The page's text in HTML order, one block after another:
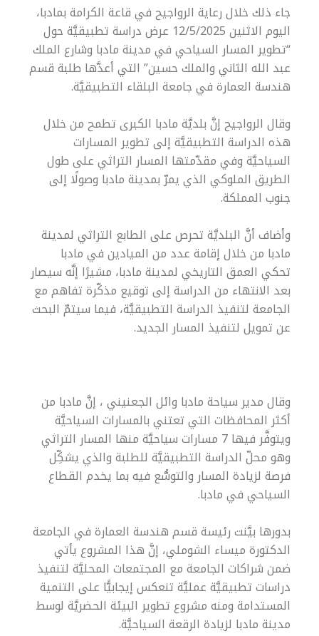
جاء ذلك خلال رعاية الرواجيح في قاعة الكرامة بمادبا،
اليوم الاثنين 12/5/2025 عرض دراسة تطبيقيَّة حول
“تطوير المسار السياحي في مدينة مادبا وشارع الملك
عبد الله الثاني والملك حسين” التي أعدَّها طلبة قسم
هندسة العمارة في جامعة البلقاء التطبيقيَّة.
وقال الرواجيح إنَّ بلديَّة مادبا الكبرى تطمح من خلال
هذه الدراسة التطبيقيَّة إلى تطوير المسارات
السياحيَّة وفي مقدّمتها المسار التراثي على طول
الطريق الملوكي الذي يمرّ بمدينة مادبا وصولًا إلى
جنوب المملكة.
وأضاف أنَّ البلديَّة تحرص على الطابع التراثي لمدينة
مادبا من خلال إقامة عدد من الميادين في مادبا
تحكي العمق التاريخي لمدينة مادبا، مشيرًا إنَّه سيصار
بعد الانتهاء من الدراسة إلى توقيع مذكّرة تفاهم مع
الجامعة لتنفيذ الدراسة التطبيقيَّة، فيما سيتمّ البحث
عن تمويل لتنفيذ المسار الجديد.
وقال مدير سياحة مادبا وائل الجعنيني ، إنَّ مادبا من
أكثر المحافظات التي تعتني بالمسارات السياحيَّة
ويتوفَّر فيها 7 مسارات سياحيَّة منها المسار التراثي
وهو محلّ الدراسة التطبيقيَّة للطلبة والذي يشكِّل
فرصة لزيادة المسار والتوسُّع فيه بما يخدم القطاع
السياحي في مادبا.
بدورها بيَّنت رئيسة قسم هندسة العمارة في الجامعة
الدكتورة ميساء الشوملي، إنَّ هذا المشروع يأتي
ضمن شراكات الجامعة مع المجتمعات المحليَّة لتنفيذ
دراسات تطبيقيَّة عمليَّة تنعكس إيجابيًّا على التنمية
المستدامة ومنه مشروع تطوير البيئة الحضريَّة لوسط
مدينة مادبا لزيادة الرقعة السياحيَّة.